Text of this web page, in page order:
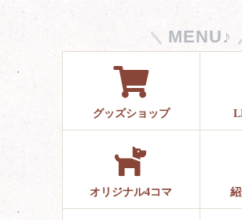
MENU♪
グッズショップ
オリジナル4コマ